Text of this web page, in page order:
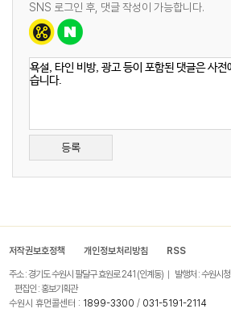
SNS 로그인 후, 댓글 작성이 가능합니다.
등록
저작권보호정책 개인정보처리방침 RSS
주소 : 경기도 수원시 팔달구 효원로 241 (인계동) 발행처 : 수원시청
편집인 : 홍보기획관
수원시 휴먼콜센터 : 1899-3300 / 031-5191-2114